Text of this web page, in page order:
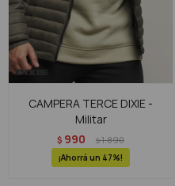
CAMPERA TERCE DIXIE -
Militar
$ 990 $1.890
47